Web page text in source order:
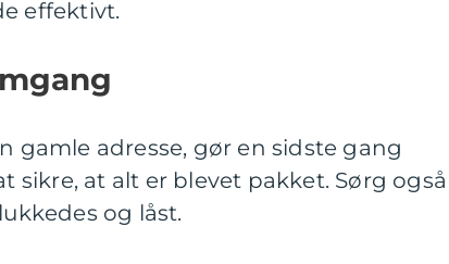
effektivt.
gamle adresse, gør en sidste gang
at alt er blevet pakket. Sørg også
og låst.